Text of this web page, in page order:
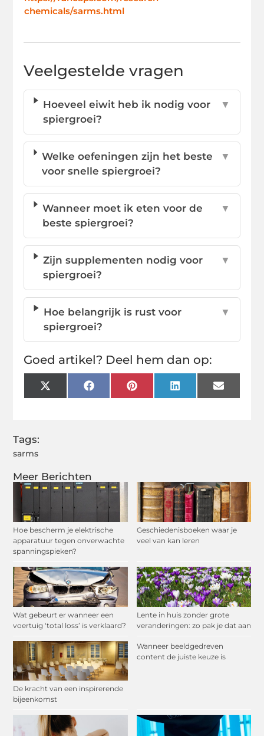
Meer Berichten
Hoe bescherm je elektrische
apparatuur tegen onverwachte
spanningspieken?
Geschiedenisboeken waar je
veel van kan leren
Wat gebeurt er wanneer een
voertuig ‘total loss’ is verklaard?
Lente in huis zonder grote
veranderingen: zo pak je dat aan
De kracht van een inspirerende
bijeenkomst
Wanneer beeldgedreven
content de juiste keuze is
chemicals/sarms.html
Veelgestelde vragen
Hoeveel eiwit heb ik nodig voor
spiergroei?
▼
Welke oefeningen zijn het beste
voor snelle spiergroei?
▼
Wanneer moet ik eten voor de
beste spiergroei?
▼
Zijn supplementen nodig voor
spiergroei?
▼
Hoe belangrijk is rust voor
spiergroei?
▼
Goed artikel? Deel hem dan op:
X
(Twitter)
FacebookPinterestLinkedInEmail
Tags:
sarms